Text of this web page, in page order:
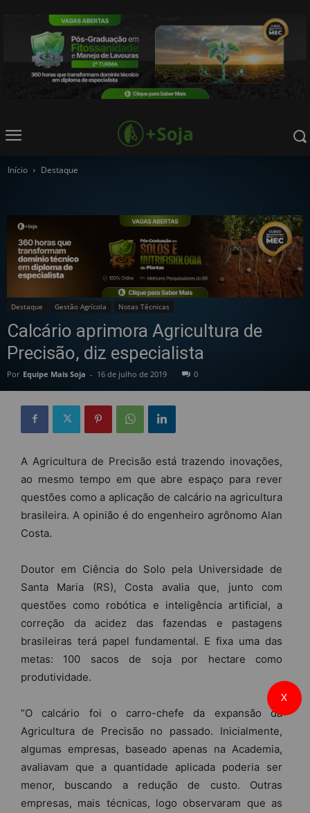
Início Destaque
Destaque Gestão Agrícola Notas Técnicas
Calcário aprimora Agricultura de
Precisão, diz especialista
Por Equipe Mais Soja - 16 de julho de 2019 0
A Agricultura de Precisão está trazendo inovações,
ao mesmo tempo em que abre espaço para rever
questões como a aplicação de calcário na agricultura
brasileira. A opinião é do engenheiro agrônomo Alan
Costa.
Doutor em Ciência do Solo pela Universidade de
Santa Maria (RS), Costa avalia que, junto com
questões como robótica e inteligência artificial, a
correção da acidez das fazendas e pastagens
brasileiras terá papel fundamental. E fixa uma das
metas: 100 sacos de soja por hectare como
produtividade.
“O calcário foi o carro-chefe da expansão da
Agricultura de Precisão no passado. Inicialmente,
algumas empresas, baseado apenas na Academia,
avaliavam que a quantidade aplicada poderia ser
menor, buscando a redução de custo. Outras
empresas, mais técnicas, logo observaram que as
X